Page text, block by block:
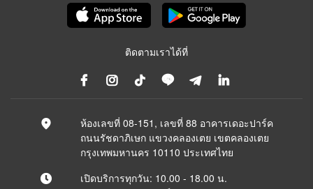
ติดตามเราได้ที่
ห้องเลขที่ 08-151, เลขที่ 88 อาคารเดอะปาร์ค
ถนนรัชดาภิเษก แขวงคลองเตย เขตคลองเตย
กรุงเทพมหานคร 10110 ประเทศไทย
เปิดบริการทุกวัน: 10.00 - 18.00 น.